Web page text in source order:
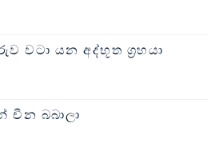
වටා යන අද්භූත ග්‍රහයා
චීන බබාලා